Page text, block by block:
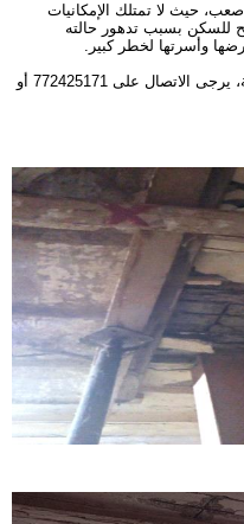
حيث لا تمتلك الإمكانيات
للسكن بسبب تدهور حالته
وأسرتها لخطر كبير.
للمساهمة أو التواصل مع المواطنة جمعة، يرجى الاتصال على 772425171 أو